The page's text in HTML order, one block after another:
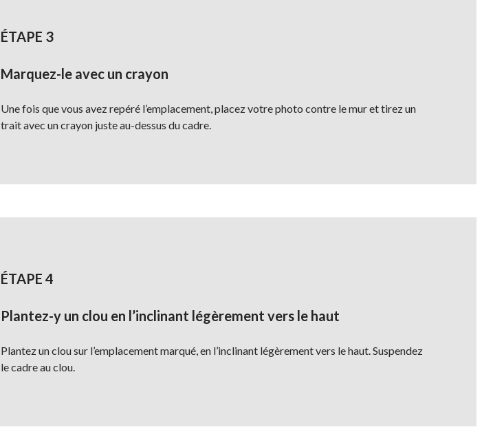
ÉTAPE 3
Marquez-le avec un crayon
Une fois que vous avez repéré l’emplacement, placez votre photo contre le mur et tirez un
trait avec un crayon juste au-dessus du cadre.
ÉTAPE 4
Plantez-y un clou en l’inclinant légèrement vers le haut
Plantez un clou sur l’emplacement marqué, en l’inclinant légèrement vers le haut. Suspendez
le cadre au clou.